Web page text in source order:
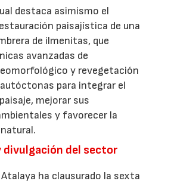
destaca asimismo el
paisajística de una
de ilmenitas, que
avanzadas de
y revegetación
para integrar el
mejorar sus
y favorecer la
divulgación del sector
ha clausurado la sexta